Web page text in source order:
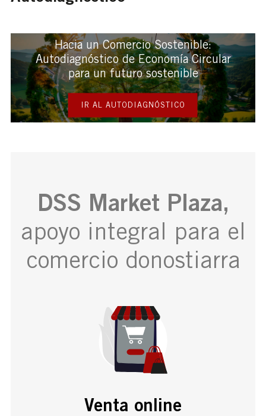
Hacia un Comercio Sostenible:
Autodiagnóstico de Economía Circular
para un futuro sostenible
IR AL AUTODIAGNÓSTICO
DSS Market Plaza,
apoyo integral para el
comercio donostiarra
Venta online